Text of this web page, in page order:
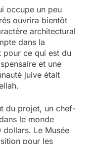
occupe un peu
ouvrira bientôt
architectural
dans la
pour ce qui est du
et une
juive était
du projet, un chef-
le monde
Le Musée
pour les